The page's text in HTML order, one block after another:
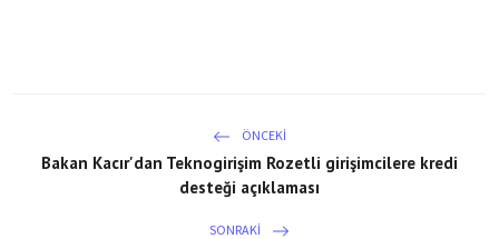
ÖNCEKI
Bakan Kacır'dan Teknogirişim Rozetli girişimcilere kredi
desteği açıklaması
SONRAKI